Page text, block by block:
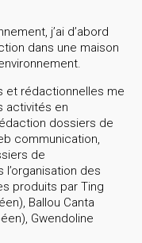
j’ai d’abord
dans une maison
et rédactionnelles me
activités en
dossiers de
communication,
de
des
produits par Ting
Ballou Canta
Gwendoline